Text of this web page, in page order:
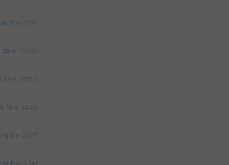
21 8217
36 13633
27 40150
10 3460
5 2327